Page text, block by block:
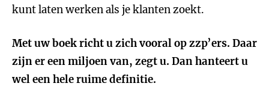
kunt laten werken als je klanten zoekt.
Met uw boek richt u zich vooral op zzp’ers. Daar
zijn er een miljoen van, zegt u. Dan hanteert u
wel een hele ruime definitie.